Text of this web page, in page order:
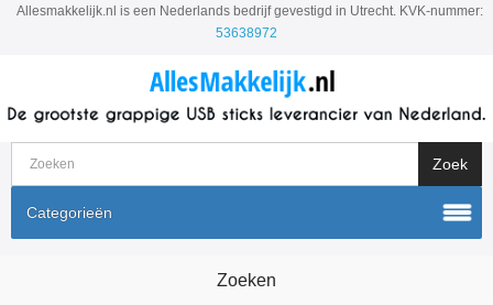
Allesmakkelijk.nl is een Nederlands bedrijf gevestigd in Utrecht. KVK-nummer:
53638972
Categorieën
Zoeken